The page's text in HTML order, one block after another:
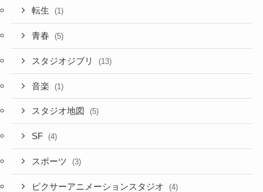
転生 (1)
青春 (5)
スタジオジブリ (13)
音楽 (1)
スタジオ地図 (5)
SF (4)
スポーツ (3)
ピクサーアニメーションスタジオ (4)